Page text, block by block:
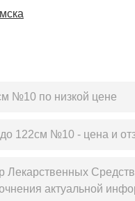
№10 по низкой цене
до 122см №10 - цена и
Лекарственных
актуальной